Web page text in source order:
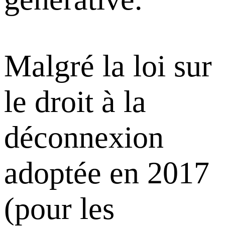
Malgré la loi sur
le droit à la
déconnexion
adoptée en 2017
(pour les